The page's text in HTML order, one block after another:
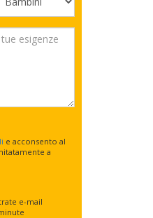
e acconsento al
a
e-mail